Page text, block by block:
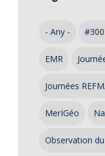
- Any -
EMR
Journées
MerIGéo
Observation